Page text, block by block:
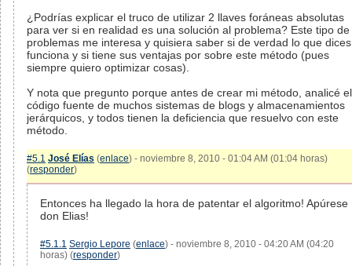
¿Podrías explicar el truco de utilizar 2 llaves foráneas absolutas
para ver si en realidad es una solución al problema? Este tipo de
problemas me interesa y quisiera saber si de verdad lo que dices
funciona y si tiene sus ventajas por sobre este método (pues
siempre quiero optimizar cosas).
Y nota que pregunto porque antes de crear mi método, analicé el
código fuente de muchos sistemas de blogs y almacenamientos
jerárquicos, y todos tienen la deficiencia que resuelvo con este
método.
#5.1 José Elías (enlace) - noviembre 8, 2010 - 01:04 AM (01:04 horas)
(responder)
Entonces ha llegado la hora de patentar el algoritmo! Apúrese
don Elias!
#5.1.1 Sergio Lepore (enlace) - noviembre 8, 2010 - 04:20 AM (04:20
horas) (responder)